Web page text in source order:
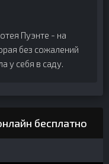
Пуэнте - на
без сожалений
у себя в саду.
бесплатно